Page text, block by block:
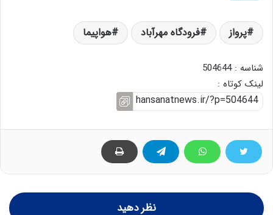
پرواز فرودگاه مهرآباد هواپیما
شناسه : 504644
لینک کوتاه :
نظر دهید